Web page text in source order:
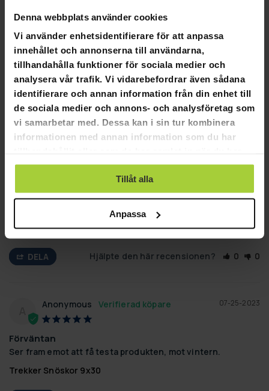
Denna webbplats använder cookies
Vi använder enhetsidentifierare för att anpassa
innehållet och annonserna till användarna,
tillhandahålla funktioner för sociala medier och
analysera vår trafik. Vi vidarebefordrar även sådana
identifierare och annan information från din enhet till
de sociala medier och annons- och analysföretag som
vi samarbetar med. Dessa kan i sin tur kombinera
informationen med annan information som du har
använt deras tjänster.
Tillåt alla
Anpassa
STÄLL EN FRÅGA
Recensioner Frågor
A
03-08-2025
Anonymous
Har använt dom kortare i jobbet men är för tung. Så därför
köpte jag dessa. Min erfarenhet är att det är en suverän
bindning, lättarbetad och hög kvalitet.
Trekker Snöskor 9x30
DELA Hjälpte den här recensionen? 0 0
07-25-2023
Anonymous
Förväntan
Ser fram emot att få testa produkten, mot vintern.
Trekker Snöskor 9x30